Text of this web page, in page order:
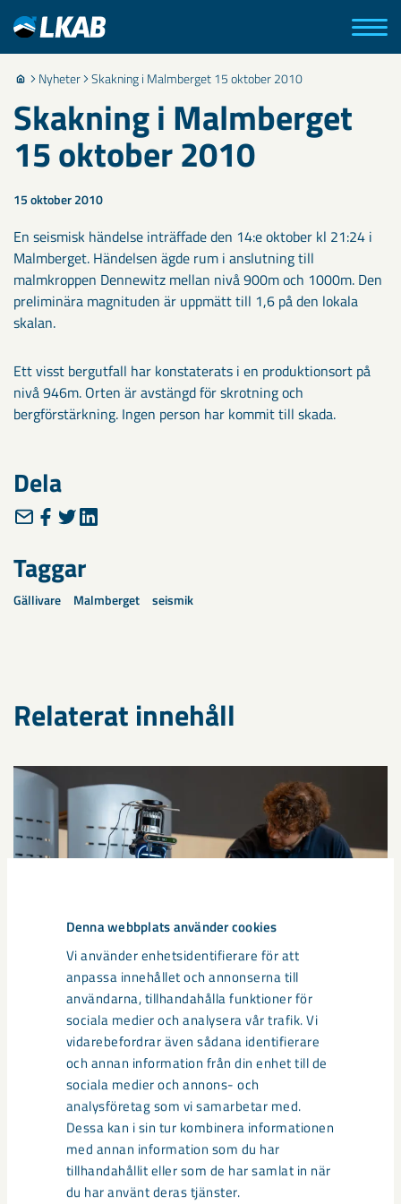
Denna webbplats använder cookies
Vi använder enhetsidentifierare för att
anpassa innehållet och annonserna till
användarna, tillhandahålla funktioner för
sociala medier och analysera vår trafik. Vi
vidarebefordrar även sådana identifierare
och annan information från din enhet till de
sociala medier och annons- och
analysföretag som vi samarbetar med.
Dessa kan i sin tur kombinera informationen
med annan information som du har
tillhandahållit eller som de har samlat in när
du har använt deras tjänster.
Nyheter Skakning i Malmberget 15 oktober 2010
Skakning i Malmberget
15 oktober 2010
15 oktober 2010
En seismisk händelse inträffade den 14:e oktober kl 21:24 i
Malmberget. Händelsen ägde rum i anslutning till
malmkroppen Dennewitz mellan nivå 900m och 1000m. Den
preliminära magnituden är uppmätt till 1,6 på den lokala
skalan.
Ett visst bergutfall har konstaterats i en produktionsort på
nivå 946m. Orten är avstängd för skrotning och
bergförstärkning. Ingen person har kommit till skada.
Dela
Taggar
Gällivare Malmberget seismik
Relaterat innehåll
Så kan humanoida robotar öka
säkerheten i framtidens gruva
Utvecklingen av humanoida robotar, människoliknande
robotar med armar och ben, går snabbt. I takt med att
tekniken blir alltmer avancerad ...